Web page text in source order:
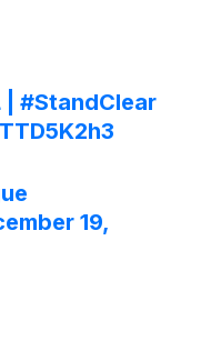
#StandClear
19,